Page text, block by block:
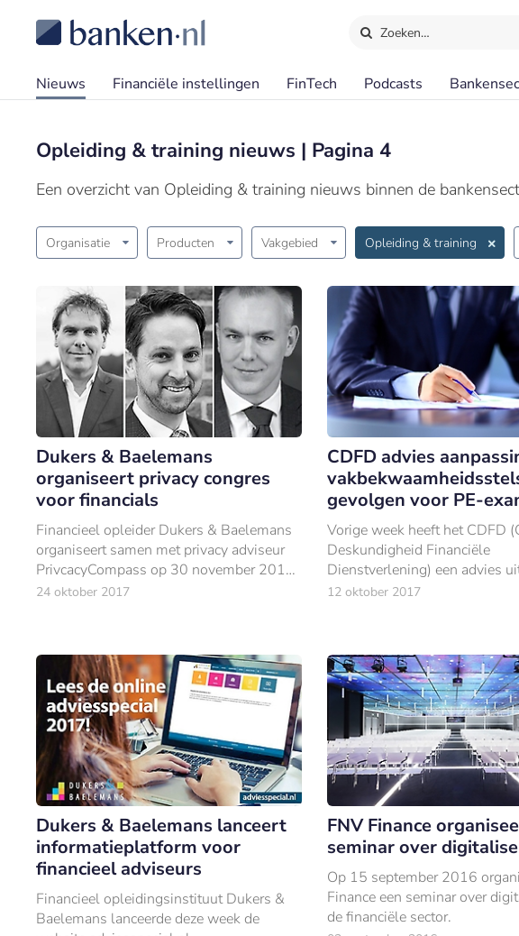
Zoeken…
Nieuws Financiële instellingen FinTech Podcasts
Opleiding & training nieuws | Pagina 4
Een overzicht van Opleiding & training nieuws binnen de
Organisatie Producten Vakgebied Opleiding & training
Dukers & Baelemans
organiseert privacy congres
voor financials
Financieel opleider Dukers & Baelemans
organiseert samen met privacy adviseur
PrivcacyCompass op 30 november 2017
het ‘Nationaal privacy congres voor
24 oktober 2017
CDFD advies
gevolgen voor PE-
Vorige week heeft het CDFD
Deskundigheid Financiële
Dienstverlening) een advies
aan de minister van Financiën.
12 oktober 2017
Dukers & Baelemans lanceert
informatieplatform voor
financieel adviseurs
Financieel opleidingsinstituut Dukers &
Baelemans lanceerde deze week de
FNV Finance
seminar over
Op 15 september 2016
Finance een seminar over
de financiële sector.